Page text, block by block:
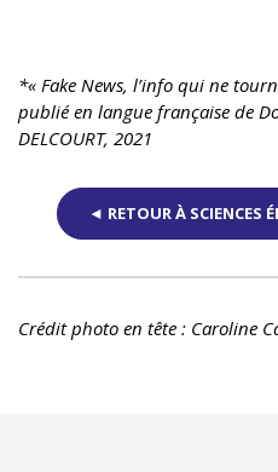
*« Fake News, l’info qui ne
publié en langue française de
DELCOURT, 2021
◄ RETOUR À SCIENCES
Crédit photo en tête : Caroline